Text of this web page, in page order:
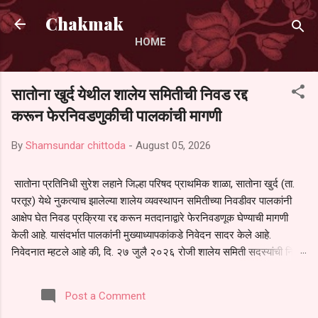
Skip to main content
Chakmak
HOME
सातोना खुर्द येथील शालेय समितीची निवड रद्द
करून फेरनिवडणुकीची पालकांची मागणी
By Shamsundar chittoda - August 05, 2026
सातोना प्रतिनिधी सुरेश लहाने जिल्हा परिषद प्राथमिक शाळा, सातोना खुर्द (ता.
परतूर) येथे नुकत्याच झालेल्या शालेय व्यवस्थापन समितीच्या निवडीवर पालकांनी
आक्षेप घेत निवड प्रक्रिया रद्द करून मतदानाद्वारे फेरनिवडणूक घेण्याची मागणी
केली आहे. यासंदर्भात पालकांनी मुख्याध्यापकांकडे निवेदन सादर केले आहे.
निवेदनात म्हटले आहे की, दि. २७ जुलै २०२६ रोजी शालेय समिती सदस्यांची निवड
पालकांना देण्यात आली नसल्याने मोठ्या संख्येने पालक बैठकीस उपस्थित राहू शकले
नाहीत. तसेच सर्व पालकांना विश्वासात न घेता निवड प्रक्रिया पूर्ण करण्यात
Post a Comment